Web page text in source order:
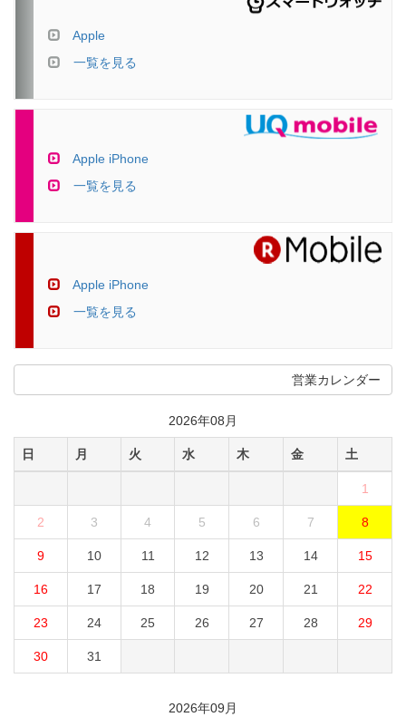
Apple
一覧を見る
Apple iPhone
一覧を見る
Apple iPhone
一覧を見る
営業カレンダー
2026年08月
日 月 火 水 木 金 土
1
2 3 4 5 6 7 8
9 10 11 12 13 14 15
16 17 18 19 20 21 22
23 24 25 26 27 28 29
30 31
2026年09月